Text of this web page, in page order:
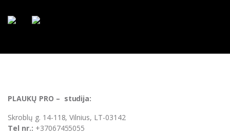
PLAUKŲ PRO – studija:
Skroblų g. 14-118, Vilnius, LT-03142
Tel nr.: +37067455055